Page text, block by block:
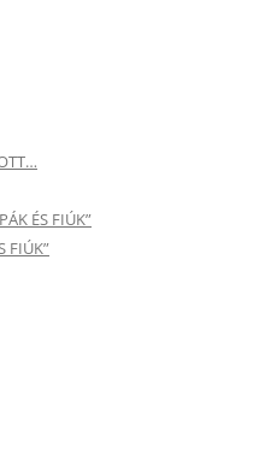
ÉS FIÚK”
FIÚK”